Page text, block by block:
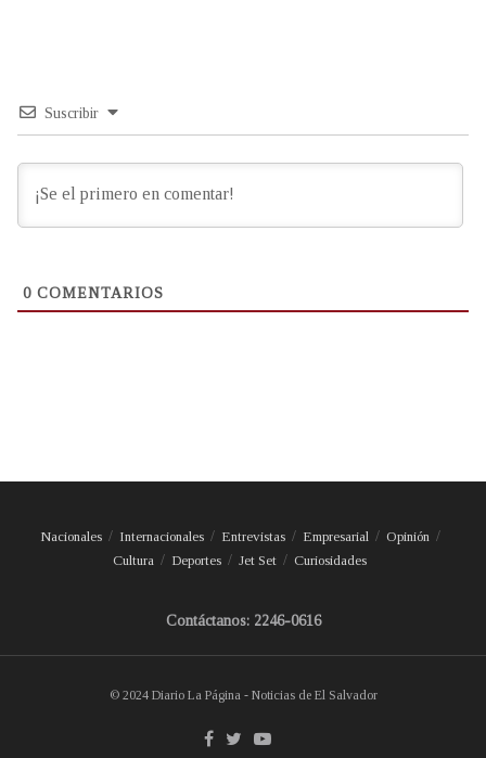
Suscribir
0 COMENTARIOS
Nacionales Internacionales Entrevistas Empresarial
Opinión
Cultura
Deportes Jet Set Curiosidades
Contáctanos: 2246-0616
© 2024 Diario La Página - Noticias de El Salvador